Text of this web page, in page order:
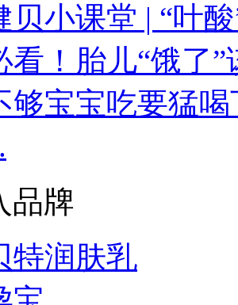
贝小课堂 | “叶
看！胎儿“饿了
够宝宝吃要猛
品牌
特润肤乳